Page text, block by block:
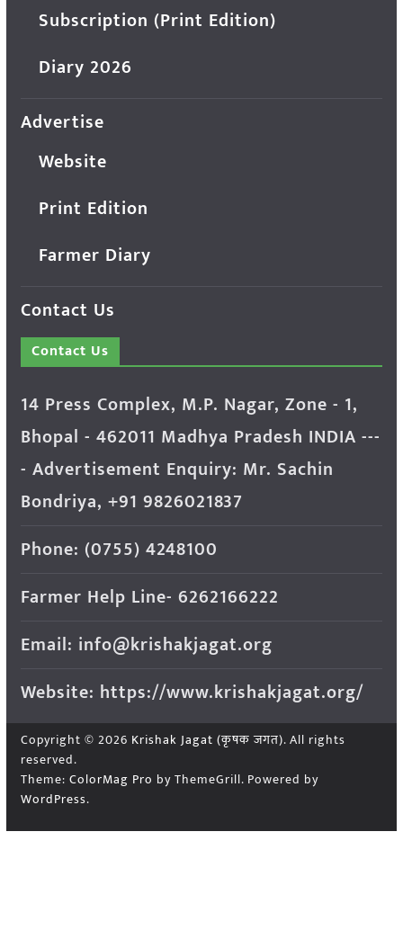
Subscription (Print Edition)
Diary 2026
Advertise
Website
Print Edition
Farmer Diary
Contact Us
Contact Us
14 Press Complex, M.P. Nagar, Zone - 1,
Bhopal - 462011 Madhya Pradesh INDIA ---
- Advertisement Enquiry: Mr. Sachin
Bondriya, +91 9826021837
Phone: (0755) 4248100
Farmer Help Line- 6262166222
Email: info@krishakjagat.org
Website: https://www.krishakjagat.org/
Copyright © 2026 Krishak Jagat (कृषक जगत). All rights
reserved.
Theme: ColorMag Pro by ThemeGrill. Powered by
WordPress.